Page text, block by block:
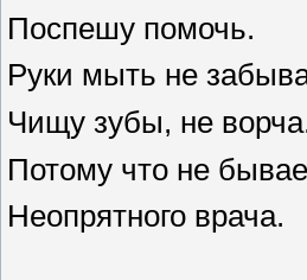
Поспешу
Руки мыть не
Чищу зубы, не
Потому что не
Неопрятного врача.